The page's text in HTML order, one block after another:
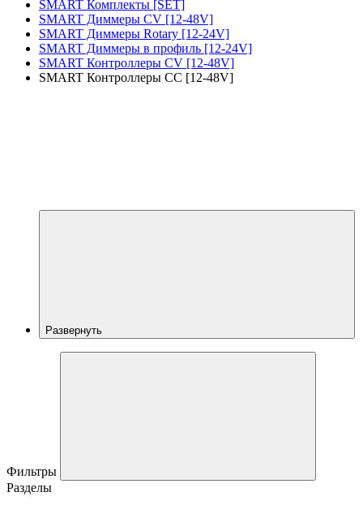
SMART Комплекты [SET]
SMART Диммеры CV [12-48V]
SMART Диммеры Rotary [12-24V]
SMART Диммеры в профиль [12-24V]
SMART Контроллеры CV [12-48V]
SMART Контроллеры CC [12-48V]
Развернуть
Фильтры
Разделы